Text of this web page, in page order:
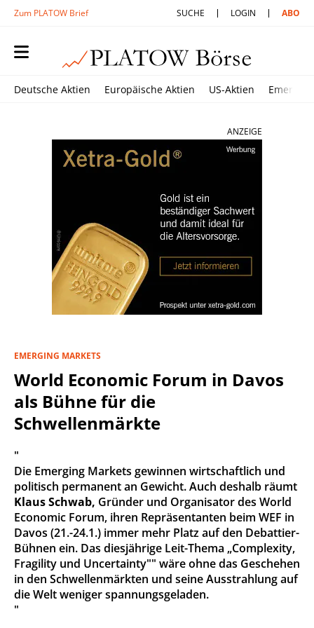
Zum PLATOW Brief SUCHE LOGIN ABO
Deutsche Aktien Europäische Aktien US-Aktien
ANZEIGE
EMERGING MARKETS
World Economic Forum in Davos
als Bühne für die
Schwellenmärkte
"
Die Emerging Markets gewinnen wirtschaftlich und
politisch permanent an Gewicht. Auch deshalb räumt
Klaus Schwab, Gründer und Organisator des World
Economic Forum, ihren Repräsentanten beim WEF in
Davos (21.-24.1.) immer mehr Platz auf den Debattier-
Bühnen ein. Das diesjährige Leit-Thema „Complexity,
Fragility und Uncertainty"" wäre ohne das Geschehen
in den Schwellenmärkten und seine Ausstrahlung auf
die Welt weniger spannungsgeladen.
"